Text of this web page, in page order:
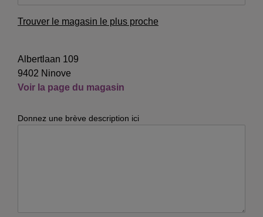
Trouver le magasin le plus proche
Albertlaan 109
9402 Ninove
Voir la page du magasin
Donnez une brève description ici